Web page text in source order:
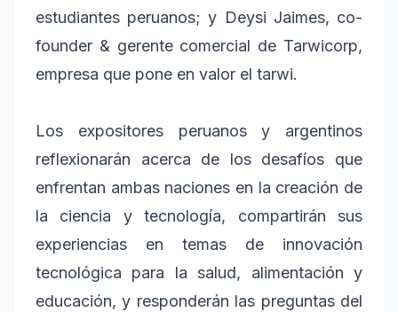
estudiantes peruanos; y Deysi Jaimes, co-
founder & gerente comercial de Tarwicorp,
empresa que pone en valor el tarwi.
Los expositores peruanos y argentinos
reflexionarán acerca de los desafíos que
enfrentan ambas naciones en la creación de
la ciencia y tecnología, compartirán sus
experiencias en temas de innovación
tecnológica para la salud, alimentación y
educación, y responderán las preguntas del